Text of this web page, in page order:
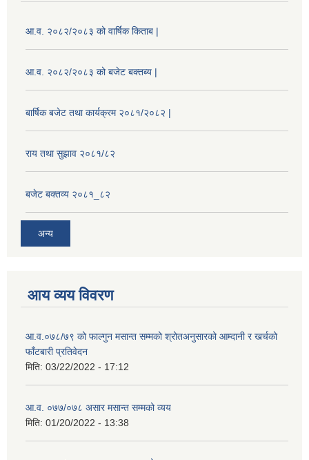
आ.व. २०८२/२०८३ को वार्षिक किताब |
आ.व. २०८२/२०८३ को बजेट बक्तब्य |
बार्षिक बजेट तथा कार्यक्रम २०८१/२०८२ |
राय तथा सुझाव २०८१/८२
बजेट बक्तव्य २०८१_८२
अन्य
आय व्यय विवरण
आ.व.०७८/७९ को फाल्गुन मसान्त सम्मको श्रोतअनुसारको आम्दानी र खर्चको
फाँटबारी प्रतिवेदन
मिति: 03/22/2022 - 17:12
आ.व. ०७७/०७८ असार मसान्त सम्मको व्यय
मिति: 01/20/2022 - 13:38